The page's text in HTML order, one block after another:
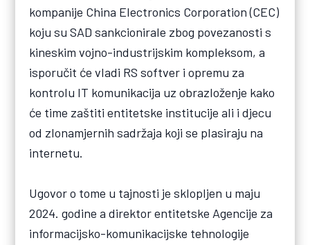
kompanije China Electronics Corporation (CEC)
koju su SAD sankcionirale zbog povezanosti s
kineskim vojno-industrijskim kompleksom, a
isporučit će vladi RS softver i opremu za
kontrolu IT komunikacija uz obrazloženje kako
će time zaštiti entitetske institucije ali i djecu
od zlonamjernih sadržaja koji se plasiraju na
internetu.
Ugovor o tome u tajnosti je sklopljen u maju
2024. godine a direktor entitetske Agencije za
informacijsko-komunikacijske tehnologije